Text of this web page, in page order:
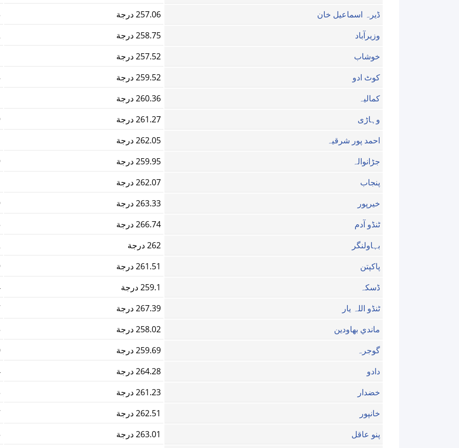
ڈیرہ اسماعیل خان
257.06 درجة
وزیرآباد
258.75 درجة
خوشاب
257.52 درجة
کوٹ ادو
259.52 درجة
کمالیہ
260.36 درجة
وہاڑی
261.27 درجة
احمد پور شرقیہ
262.05 درجة
جڑانوالہ
259.95 درجة
پنجاب
262.07 درجة
خيرپور
263.33 درجة
ٹنڈو آدم
266.74 درجة
بہاولنگر
262 درجة
پاکپتن
261.51 درجة
ڈسکہ
259.1 درجة
ٹنڈو اللہ یار
267.39 درجة
ماندي بهاودين
258.02 درجة
گوجرہ
259.69 درجة
دادو
264.28 درجة
خضدار
261.23 درجة
خانپور
262.51 درجة
پنو عاقل
263.01 درجة